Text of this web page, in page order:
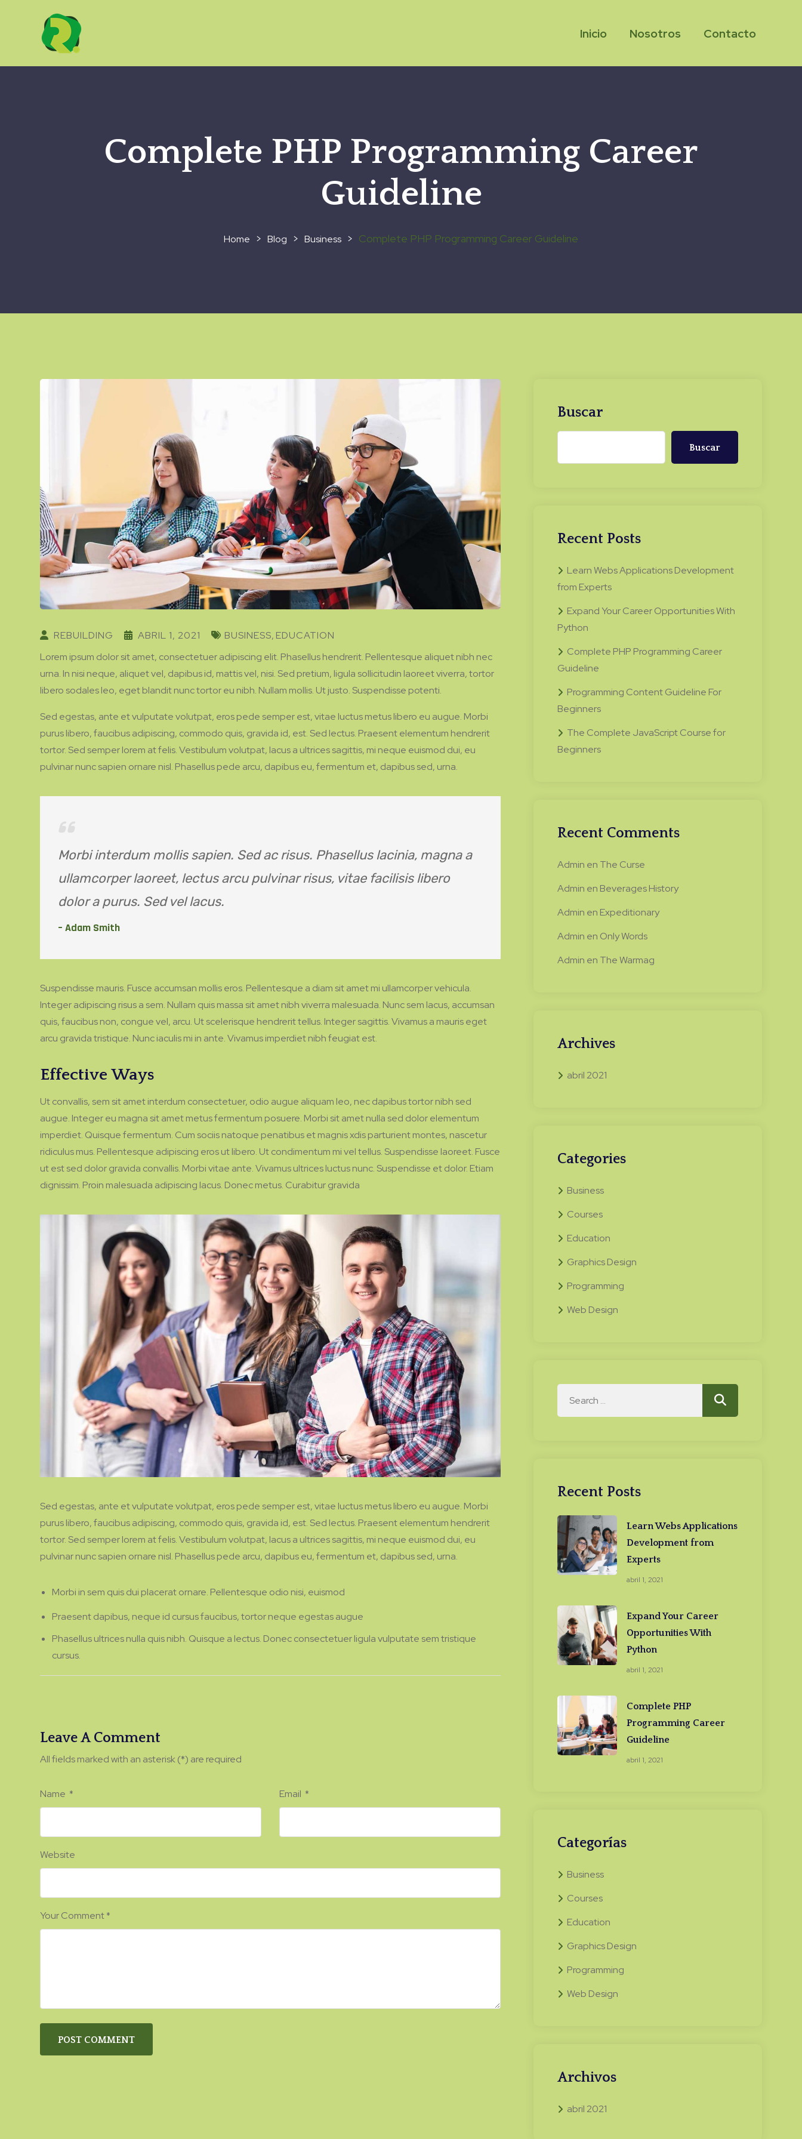
Inicio Nosotros Contacto
Complete PHP Programming Career
Guideline
> Blog > Business > Complete PHP Programming Career Guideline
REBUILDING ABRIL 1, 2021 BUSINESS, EDUCATION
Lorem ipsum dolor sit amet, consectetuer adipiscing elit. Phasellus hendrerit. Pellentesque aliquet nibh nec
urna. In nisi neque, aliquet vel, dapibus id, mattis vel, nisi. Sed pretium, ligula sollicitudin laoreet viverra, tortor
libero sodales leo, eget blandit nunc tortor eu nibh. Nullam mollis. Ut justo. Suspendisse potenti.
Sed egestas, ante et vulputate volutpat, eros pede semper est, vitae luctus metus libero eu augue. Morbi
purus libero, faucibus adipiscing, commodo quis, gravida id, est. Sed lectus. Praesent elementum hendrerit
tortor. Sed semper lorem at felis. Vestibulum volutpat, lacus a ultrices sagittis, mi neque euismod dui, eu
pulvinar nunc sapien ornare nisl. Phasellus pede arcu, dapibus eu, fermentum et, dapibus sed, urna.
Morbi interdum mollis sapien. Sed ac risus. Phasellus lacinia, magna a
ullamcorper laoreet, lectus arcu pulvinar risus, vitae facilisis libero
dolor a purus. Sed vel lacus.
– Adam Smith
Suspendisse mauris. Fusce accumsan mollis eros. Pellentesque a diam sit amet mi ullamcorper vehicula.
Integer adipiscing risus a sem. Nullam quis massa sit amet nibh viverra malesuada. Nunc sem lacus, accumsan
quis, faucibus non, congue vel, arcu. Ut scelerisque hendrerit tellus. Integer sagittis. Vivamus a mauris eget
arcu gravida tristique. Nunc iaculis mi in ante. Vivamus imperdiet nibh feugiat est.
Effective Ways
Ut convallis, sem sit amet interdum consectetuer, odio augue aliquam leo, nec dapibus tortor nibh sed
augue. Integer eu magna sit amet metus fermentum posuere. Morbi sit amet nulla sed dolor elementum
imperdiet. Quisque fermentum. Cum sociis natoque penatibus et magnis xdis parturient montes, nascetur
ridiculus mus. Pellentesque adipiscing eros ut libero. Ut condimentum mi vel tellus. Suspendisse laoreet. Fusce
ut est sed dolor gravida convallis. Morbi vitae ante. Vivamus ultrices luctus nunc. Suspendisse et dolor. Etiam
dignissim. Proin malesuada adipiscing lacus. Donec metus. Curabitur gravida
Sed egestas, ante et vulputate volutpat, eros pede semper est, vitae luctus metus libero eu augue. Morbi
purus libero, faucibus adipiscing, commodo quis, gravida id, est. Sed lectus. Praesent elementum hendrerit
tortor. Sed semper lorem at felis. Vestibulum volutpat, lacus a ultrices sagittis, mi neque euismod dui, eu
pulvinar nunc sapien ornare nisl. Phasellus pede arcu, dapibus eu, fermentum et, dapibus sed, urna.
Morbi in sem quis dui placerat ornare. Pellentesque odio nisi, euismod
Praesent dapibus, neque id cursus faucibus, tortor neque egestas augue
Phasellus ultrices nulla quis nibh. Quisque a lectus. Donec consectetuer ligula vulputate sem tristique
cursus.
Leave A Comment
All fields marked with an asterisk (*) are required
Name * Email *
Website
Your Comment *
POST COMMENT
Buscar
Buscar
Recent Posts
Learn Webs Applications Development
from Experts
Expand Your Career Opportunities With
Python
Complete PHP Programming Career
Guideline
Programming Content Guideline For
Beginners
The Complete JavaScript Course for
Beginners
Recent Comments
Admin en The Curse
Admin en Beverages History
Admin en Expeditionary
Admin en Only Words
Admin en The Warmag
Archives
abril 2021
Categories
Business
Courses
Education
Graphics Design
Programming
Web Design
Search
Recent Posts
Learn Webs Applications
Development from
Experts
abril 1, 2021
Expand Your Career
Opportunities With
Python
abril 1, 2021
Complete PHP
Programming Career
Guideline
abril 1, 2021
Categorías
Business
Courses
Education
Graphics Design
Programming
Web Design
Archivos
abril 2021